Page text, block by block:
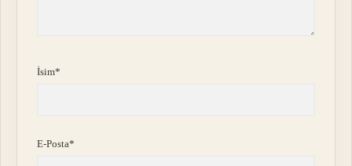
İsim*
E-Posta*